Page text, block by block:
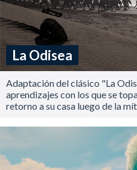
La Odisea
Adaptación del clásico "La
aprendizajes con los que se
retorno a su casa luego de la